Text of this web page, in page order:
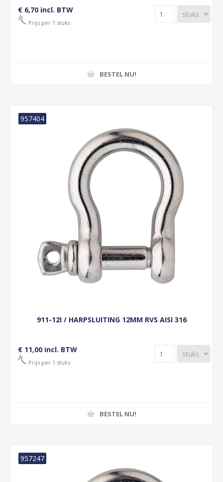
€ 6,70 incl. BTW
Prijs per 1 stuks
BESTEL NU!
911-12I / HARPSLUITING 12MM RVS AISI 316
957404
€ 11,00 incl. BTW
Prijs per 1 stuks
BESTEL NU!
957247